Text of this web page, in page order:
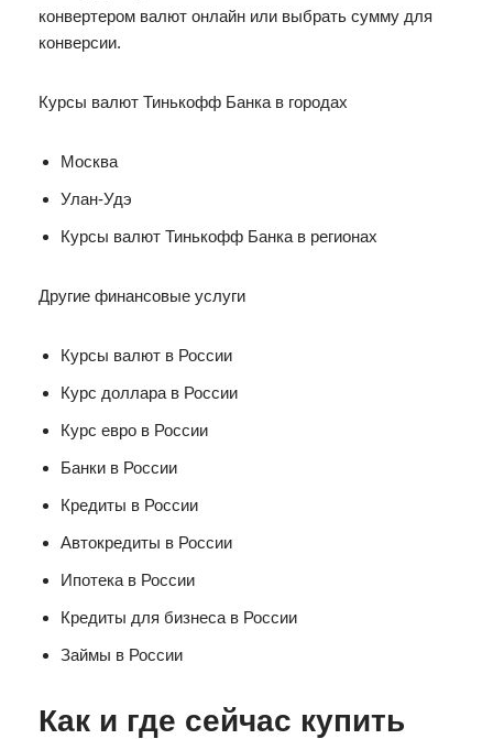
конвертером валют онлайн или выбрать сумму для
конверсии.
Курсы валют Тинькофф Банка в городах
Москва
Улан-Удэ
Курсы валют Тинькофф Банка в регионах
Другие финансовые услуги
Курсы валют в России
Курс доллара в России
Курс евро в России
Банки в России
Кредиты в России
Автокредиты в России
Ипотека в России
Кредиты для бизнеса в России
Займы в России
Как и где сейчас купить